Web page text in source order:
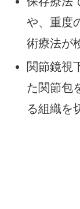
や、重度
術療法が
関節鏡視
た関節包
る組織を